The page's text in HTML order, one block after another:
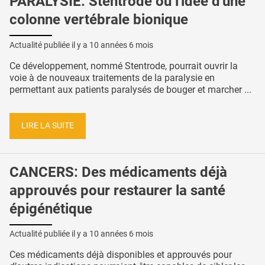
colonne vertébrale bionique
Actualité publiée il y a 10 années 6 mois
Ce développement, nommé Stentrode, pourrait ouvrir la
voie à de nouveaux traitements de la paralysie en
permettant aux patients paralysés de bouger et marcher ...
LIRE LA SUITE
CANCERS: Des médicaments déjà
approuvés pour restaurer la santé
épigénétique
Actualité publiée il y a 10 années 6 mois
Ces médicaments déjà disponibles et approuvés pour